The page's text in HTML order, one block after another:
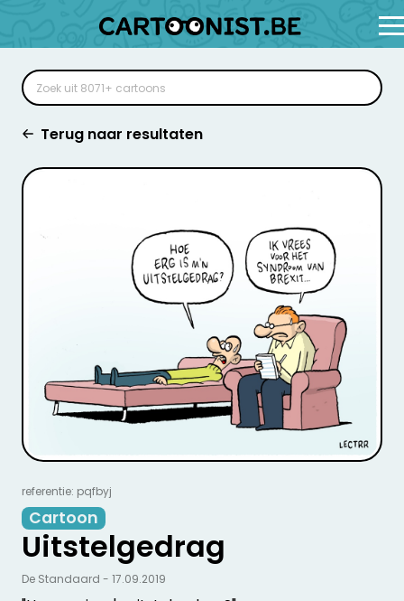
Terug naar resultaten
referentie: pqfbyj
Cartoon
Uitstelgedrag
De Standaard - 17.09.2019